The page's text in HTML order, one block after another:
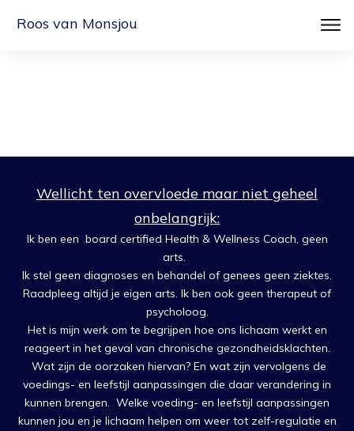
Roos van Monsjou
Wellicht ten overvloede maar niet geheel
onbelangrijk:
Ik ben een board certified Health & Wellness Coach, geen
arts.
Ik stel geen diagnoses en behandel of genees geen ziektes.
Raadpleeg altijd je eigen arts. Ik ben ook geen therapeut of
psycholoog.
Het is mijn werk om te begrijpen hoe ons lichaam werkt en
reageert in het geval van chronische gezondheidsklachten.
Wat zijn de oorzaken hiervan? En wat zijn vervolgens de
voedings- en leefstijl aanpassingen die daar verandering in
kunnen brengen. Welke voeding- en leefstijl aanpassingen
kunnen jou en je lichaam helpen om weer tot zelf-regulatie en